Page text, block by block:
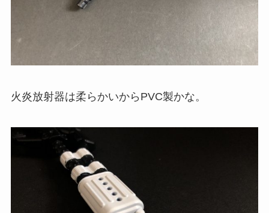
火炎放射器は柔らかいからPVC製かな。